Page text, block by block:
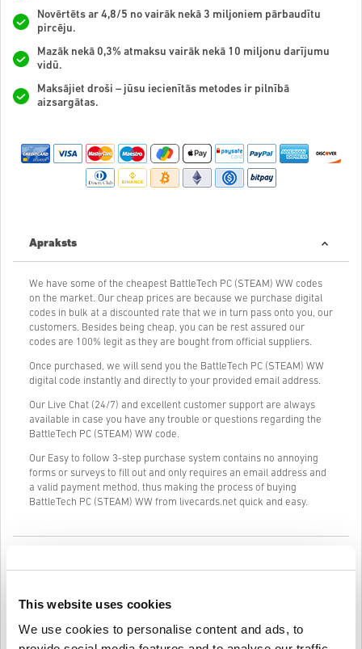
This website uses cookies
We use cookies to personalise content and ads, to
Novērtēts ar 4,8/5 no vairāk nekā 3 miljoniem pārbaudītu
pircēju.
Mazāk nekā 0,3% atmaksu vairāk nekā 10 miljonu darījumu
vidū.
Maksājiet droši – jūsu iecienītās metodes ir pilnībā
aizsargātas.
Apraksts
We have some of the cheapest BattleTech PC (STEAM) WW codes
on the market. Our cheap prices are because we purchase digital
codes in bulk at a discounted rate that we in turn pass onto you, our
customers. Besides being cheap, you can be rest assured our
codes are 100% legit as they are bought from official suppliers.
Once purchased, we will send you the BattleTech PC (STEAM) WW
digital code instantly and directly to your provided email address.
Our Live Chat (24/7) and excellent customer support are always
available in case you have any trouble or questions regarding the
BattleTech PC (STEAM) WW code.
Our Easy to follow 3-step purchase system contains no annoying
forms or surveys to fill out and only requires an email address and
a valid payment method, thus making the process of buying
BattleTech PC (STEAM) WW from livecards.net quick and easy.
•Priekšpasūtīšanas produkti tiks piegādāti pirms norādītā
izlaišanas datuma vai tajā, savukārt noliktavā esošās preces